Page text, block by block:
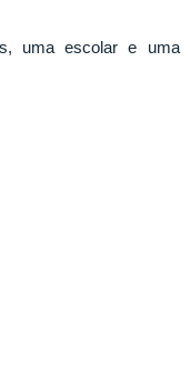
uma escolar e uma